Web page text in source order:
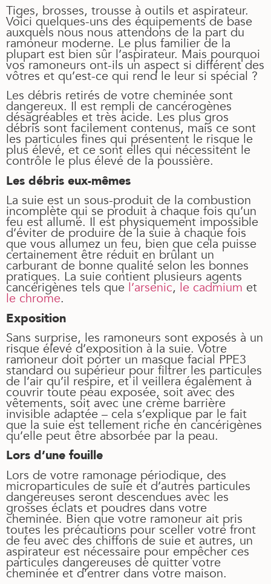
Tiges, brosses, trousse à outils et aspirateur.
Voici quelques-uns des équipements de base
auxquels nous nous attendons de la part du
ramoneur moderne. Le plus familier de la
plupart est bien sûr l’aspirateur. Mais pourquoi
vos ramoneurs ont-ils un aspect si différent des
vôtres et qu’est-ce qui rend le leur si spécial ?
Les débris retirés de votre cheminée sont
dangereux. Il est rempli de cancérogènes
désagréables et très acide. Les plus gros
débris sont facilement contenus, mais ce sont
les particules fines qui présentent le risque le
plus élevé, et ce sont elles qui nécessitent le
contrôle le plus élevé de la poussière.
Les débris eux-mêmes
La suie est un sous-produit de la combustion
incomplète qui se produit à chaque fois qu’un
feu est allumé. Il est physiquement impossible
d’éviter de produire de la suie à chaque fois
que vous allumez un feu, bien que cela puisse
certainement être réduit en brûlant un
carburant de bonne qualité selon les bonnes
pratiques. La suie contient plusieurs agents
cancérigènes tels que l’arsenic, le cadmium et
le chrome.
Exposition
Sans surprise, les ramoneurs sont exposés à un
risque élevé d’exposition à la suie. Votre
ramoneur doit porter un masque facial PPE3
standard ou supérieur pour filtrer les particules
de l’air qu’il respire, et il veillera également à
couvrir toute peau exposée, soit avec des
vêtements, soit avec une crème barrière
invisible adaptée – cela s’explique par le fait
que la suie est tellement riche en cancérigènes
qu’elle peut être absorbée par la peau.
Lors d’une fouille
Lors de votre ramonage périodique, des
microparticules de suie et d’autres particules
dangereuses seront descendues avec les
grosses éclats et poudres dans votre
cheminée. Bien que votre ramoneur ait pris
toutes les précautions pour sceller votre front
de feu avec des chiffons de suie et autres, un
aspirateur est nécessaire pour empêcher ces
particules dangereuses de quitter votre
cheminée et d’entrer dans votre maison.